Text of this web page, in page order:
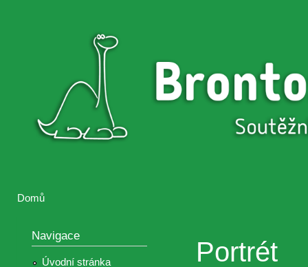
Brontosaurus
Brontosaurus
Domů
Navigace
Úvodní stránka
Portrét